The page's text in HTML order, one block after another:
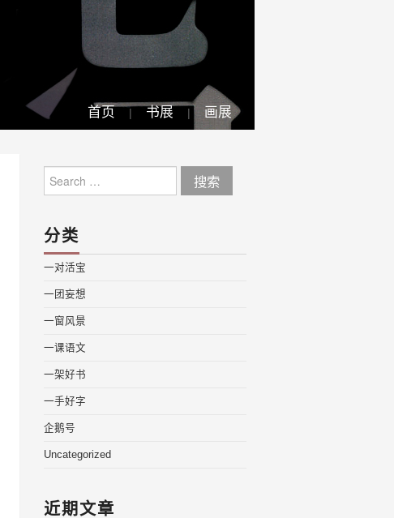
首页 书展 画展
for:
分类
一对活宝
一团妄想
一窗风景
一课语文
一架好书
一手好字
企鹅号
Uncategorized
近期文章